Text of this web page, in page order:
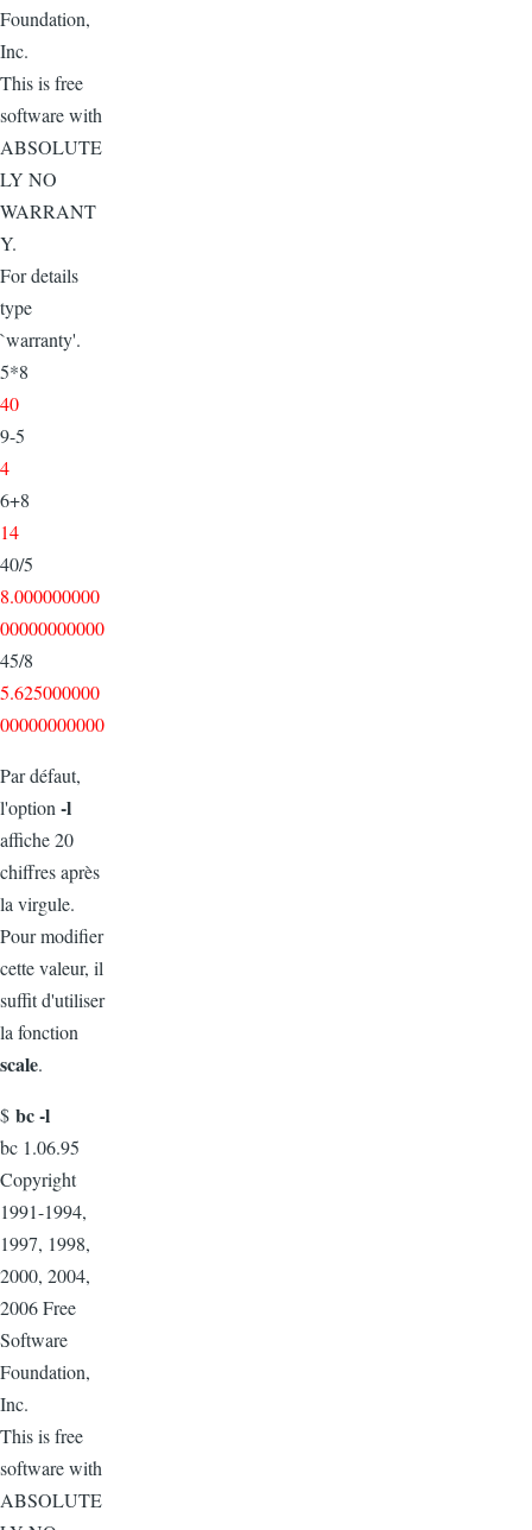
Foundation,
Inc.
This is free
software with
ABSOLUTE
LY NO
WARRANT
Y.
For details
type
`warranty'.
5*8
40
9-5
4
6+8
14
40/5
8.000000000
00000000000
45/8
5.625000000
00000000000
Par défaut,
l'option -l
affiche 20
chiffres après
la virgule.
Pour modifier
cette valeur, il
suffit d'utiliser
la fonction
scale.
$ bc -l
bc 1.06.95
Copyright
1991-1994,
1997, 1998,
2000, 2004,
2006 Free
Software
Foundation,
Inc.
This is free
software with
ABSOLUTE